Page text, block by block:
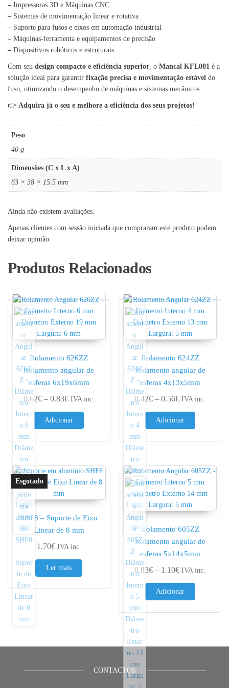
– Impressoras 3D e Máquinas CNC
– Sistemas de movimentação linear e rotativa
– Suporte para fusos e eixos em automação industrial
– Máquinas-ferramenta e equipamentos de precisão
– Dispositivos robóticos e estruturais
Com seu design compacto e eficiência superior, o Mancal KFL001 é a
solução ideal para garantir fixação precisa e movimentação estável do
fuso, otimizando o desempenho de máquinas e sistemas mecânicos.
👉 Adquira já o seu e melhore a eficiência dos seus projetos!
Peso
40 g
Dimensões (C x L x A)
63 × 38 × 15.5 mm
Ainda não existem avaliações.
Apenas clientes com sessão iniciada que compraram este produto podem
deixar opinião.
Produtos Relacionados
Rolamento 626ZZ
Rolamento angular de
esferas 6x19x6mm
0.62€ – 0.83€Price range: 0.62€ through 0.83€
IVA inc.
Adicionar
Rolamento 624ZZ
Rolamento angular de
esferas 4x13x5mm
0.42€ – 0.56€Price range:
IVA inc.
Adicionar
SHF8 – Suporte de Eixo
Linear de 8 mm
1.70€ IVA inc.
Ler mais
Rolamento 605ZZ
Rolamento angular de
esferas 5x14x5mm
0.83€ – 1.10€Price range:
IVA inc.
Adicionar
CONTACTOS